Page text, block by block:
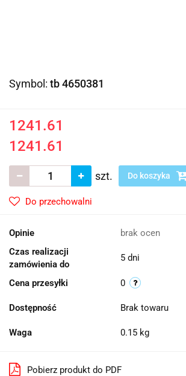
Symbol: tb 4650381
1241.61
1241.61
szt. Do koszyka
Do przechowalni
Opinie
brak ocen
Czas realizacji
zamówienia do
5 dni
Cena przesyłki 0
Dostępność Brak towaru
Waga 0.15 kg
Pobierz produkt do PDF